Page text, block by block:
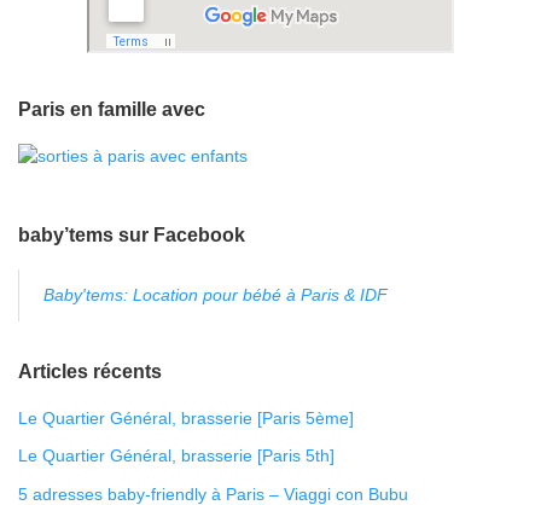
Paris en famille avec
baby’tems sur Facebook
Baby'tems: Location pour bébé à Paris & IDF
Articles récents
Le Quartier Général, brasserie [Paris 5ème]
Le Quartier Général, brasserie [Paris 5th]
5 adresses baby-friendly à Paris – Viaggi con Bubu